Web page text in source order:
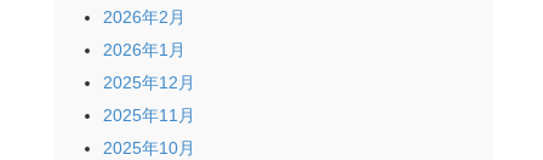
2026年2月
2026年1月
2025年12月
2025年11月
2025年10月